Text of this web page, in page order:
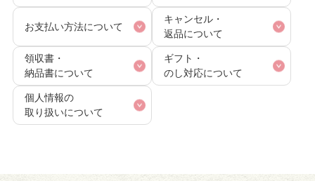
お支払い方法について
キャンセル・
返品について
領収書・
納品書について
ギフト・
のし対応について
個人情報の
取り扱いについて